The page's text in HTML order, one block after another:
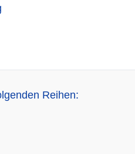
Reihen: